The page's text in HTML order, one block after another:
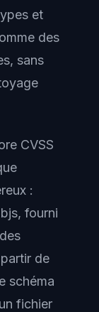
et
des
sans
CVSS
:
fourni
de
schéma
fichier